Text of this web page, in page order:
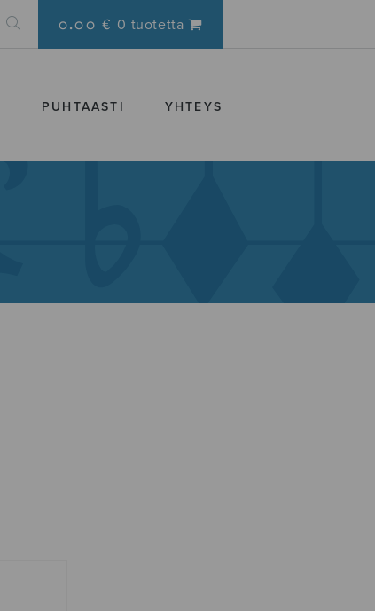
0.00 € 0 tuotetta
PUHTAASTI YHTEYS